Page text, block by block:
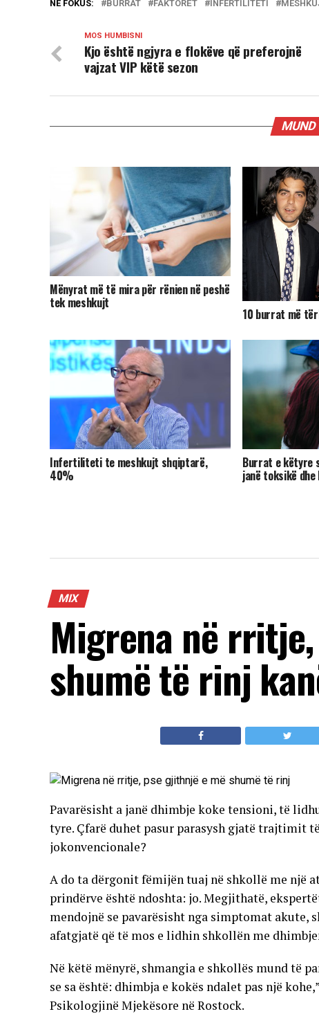
NË FOKUS: BURRAT FAKTORËT INFERTILITETI
MOS HUMBISNI
Kjo është ngjyra e flokëve që preferojnë
vajzat VIP këtë sezon
MUND
Mënyrat më të mira për rënien në peshë
tek meshkujt
10 burrat më
Infertiliteti te meshkujt shqiptarë,
40%
Burrat e këtyre
janë toksikë
MIX
Migrena në
shumë të rinj
Pavarësisht a janë dhimbje koke tensioni, të
tyre. Çfarë duhet pasur parasysh gjatë trajtimit
jokonvencionale?
A do ta dërgonit fëmijën tuaj në shkollë me një
prindërve është ndoshta: jo. Megjithatë,
mendojnë se pavarësisht nga simptomat
afatgjatë që të mos e lidhin shkollën me
Në këtë mënyrë, shmangia e shkollës mund të
se sa është: dhimbja e kokës ndalet pas një
Psikologjinë Mjekësore në Rostock.